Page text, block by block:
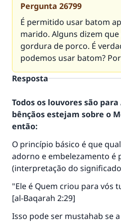
Pergunta 26799
É permitido usar batom
marido. Alguns dizem
gordura de porco. É
podemos usar batom?
Resposta
Todos os louvores são
bênçãos estejam sobre o
então:
O princípio básico é que
adorno e embelezamento é
(interpretação do
"Ele é Quem criou para vós
[al-Baqarah 2:29]
Isso pode ser mustahab se